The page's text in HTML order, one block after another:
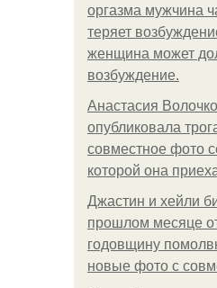
оргазма мужчина
теряет
женщина может
возбуждение.
Анастасия
опубликовала
совместное фото
которой она
Джастин и хейли
прошлом месяце
годовщину
новые фото с